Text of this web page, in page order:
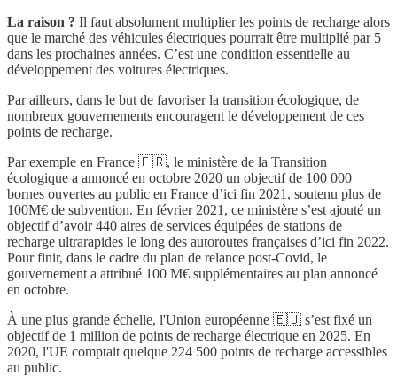
La raison ? Il faut absolument multiplier les points de recharge alors
que le marché des véhicules électriques pourrait être multiplié par 5
dans les prochaines années. C’est une condition essentielle au
développement des voitures électriques.
Par ailleurs, dans le but de favoriser la transition écologique, de
nombreux gouvernements encouragent le développement de ces
points de recharge.
Par exemple en France 🇫🇷, le ministère de la Transition
écologique a annoncé en octobre 2020 un objectif de 100 000
bornes ouvertes au public en France d’ici fin 2021, soutenu plus de
100M€ de subvention. En février 2021, ce ministère s’est ajouté un
objectif d’avoir 440 aires de services équipées de stations de
recharge ultrarapides le long des autoroutes françaises d’ici fin 2022.
Pour finir, dans le cadre du plan de relance post-Covid, le
gouvernement a attribué 100 M€ supplémentaires au plan annoncé
en octobre.
À une plus grande échelle, l'Union européenne 🇪🇺 s’est fixé un
objectif de 1 million de points de recharge électrique en 2025. En
2020, l'UE comptait quelque 224 500 points de recharge accessibles
au public.